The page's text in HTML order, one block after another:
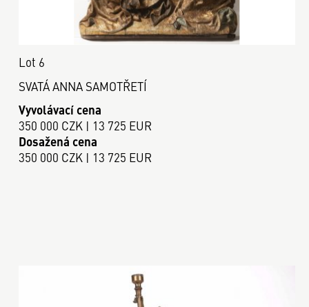
Lot 6
SVATÁ ANNA SAMOTŘETÍ
Vyvolávací cena
350 000 CZK | 13 725 EUR
Dosažená cena
350 000 CZK | 13 725 EUR